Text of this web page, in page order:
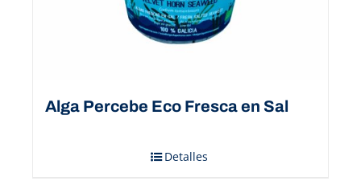
Alga Percebe Eco Fresca en Sal
Detalles